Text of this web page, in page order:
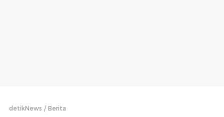
detikNews Berita